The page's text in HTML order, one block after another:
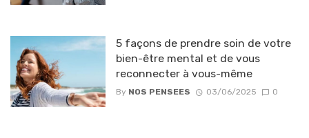
5 façons de prendre soin de votre
bien-être mental et de vous
reconnecter à vous-même
By NOS PENSEES 03/06/2025 0